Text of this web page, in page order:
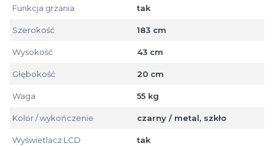
Funkcja grzania tak
Szerokość 183 cm
Wysokość 43 cm
Głębokość 20 cm
Waga 55 kg
Kolor / wykończenie czarny / metal, szkło
Wyświetlacz LCD tak